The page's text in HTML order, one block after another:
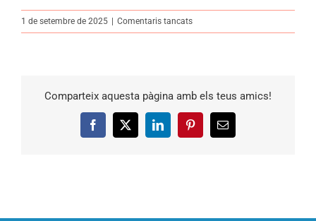
1 de setembre de 2025 Comentaris tancatsa
Festival
2025
Comparteix aquesta pàgina amb els teus amics!
Facebook
X LinkedInPinterestCorreu
electrònic